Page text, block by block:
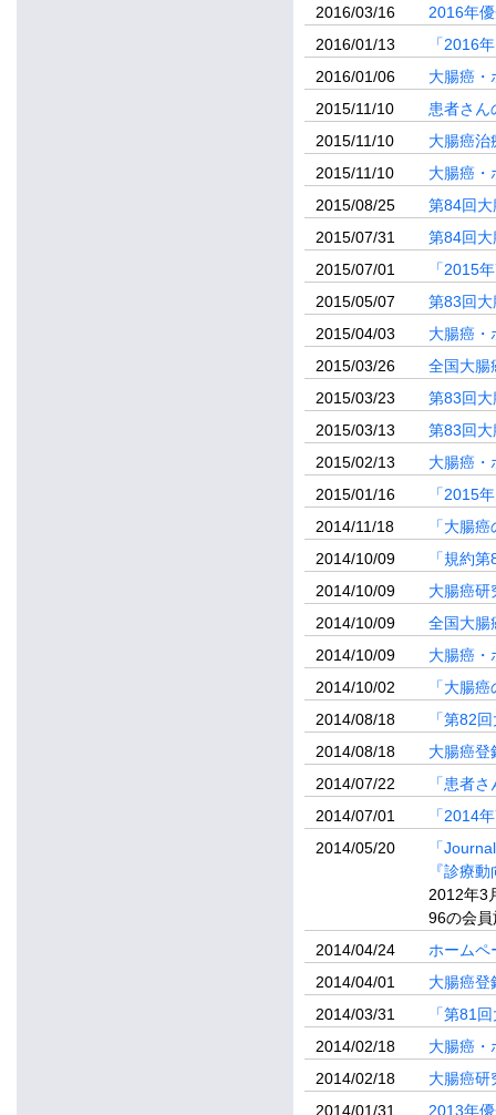
2016/03/16
2016年
2016/01/13
「2016
2016/01/06
大腸癌・
2015/11/10
患者さん
2015/11/10
大腸癌治
2015/11/10
大腸癌・
2015/08/25
第84回
2015/07/31
第84回
2015/07/01
「2015
2015/05/07
第83回
2015/04/03
大腸癌・
2015/03/26
全国大腸
2015/03/23
第83回
2015/03/13
第83回
2015/02/13
大腸癌・
2015/01/16
「2015
2014/11/18
「大腸
2014/10/09
「規約
2014/10/09
大腸癌研
2014/10/09
全国大腸
2014/10/09
大腸癌・
2014/10/02
「大腸
2014/08/18
「第82
2014/08/18
大腸癌
2014/07/22
「患者
2014/07/01
「2014
2014/05/20
「
『診療
2012年3
96の会
2014/04/24
ホームペ
2014/04/01
大腸癌登
2014/03/31
「第81
2014/02/18
大腸癌・
2014/02/18
大腸癌研
2014/01/31
2013年